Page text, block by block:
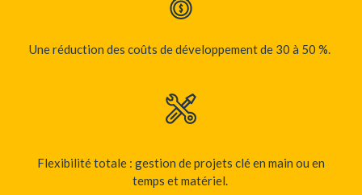
Uneréduction des coûts dedéveloppementde 30 à 50 %.
Flexibilitétotale : gestion deprojets cléen main ou en
temps etmatériel.